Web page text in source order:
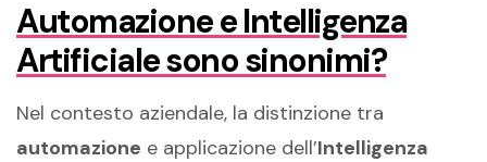
Automazione e Intelligenza
Artificiale sono sinonimi?
Nel contesto aziendale, la distinzione tra
automazione e applicazione dell’Intelligenza